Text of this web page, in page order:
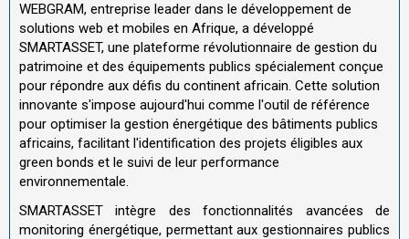
WEBGRAM, entreprise leader dans le développement de
solutions web et mobiles en Afrique, a développé
SMARTASSET, une plateforme révolutionnaire de gestion du
patrimoine et des équipements publics spécialement conçue
pour répondre aux défis du continent africain. Cette solution
innovante s'impose aujourd'hui comme l'outil de référence
pour optimiser la gestion énergétique des bâtiments publics
africains, facilitant l'identification des projets éligibles aux
green bonds et le suivi de leur performance
environnementale.
SMARTASSET intègre des fonctionnalités avancées de
monitoring énergétique, permettant aux gestionnaires publics